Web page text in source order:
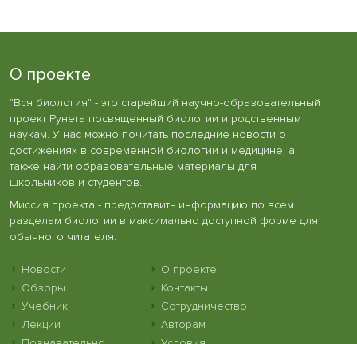
О проекте
"Вся биология" - это старейший научно-образовательный
проект Рунета посвященный биологии и родственным
наукам. У нас можно почитать последние новости о
достижениях в современной биологии и медицине, а
также найти образовательные материалы для
школьников и студентов.
Миссия проекта - предоставить информацию по всем
разделам биологии в максимально доступной форме для
обычного читателя.
Новости
Обзоры
Учебник
Лекции
О проекте
Контакты
Сотрудничество
Авторам